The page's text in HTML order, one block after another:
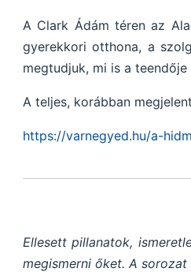
A Clark Ádám téren az
gyerekkori otthona, a
megtudjuk, mi is a
A teljes, korábban
https://varnegyed.hu/a-
Ellesett pillanatok,
megismerni őket. A